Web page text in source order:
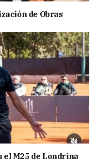
de Obras
M25 de Londrina